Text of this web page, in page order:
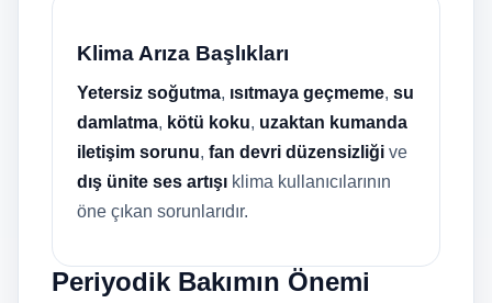
Klima Arıza Başlıkları
Yetersiz soğutma, ısıtmaya geçmeme, su
damlatma, kötü koku, uzaktan kumanda
iletişim sorunu, fan devri düzensizliği ve
dış ünite ses artışı klima kullanıcılarının
öne çıkan sorunlarıdır.
Periyodik Bakımın Önemi